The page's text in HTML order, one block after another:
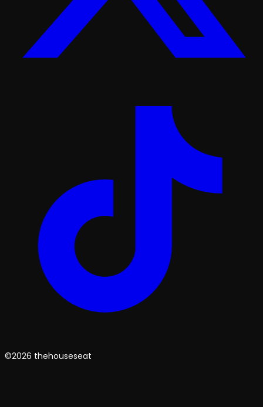
©2026 thehouseseat